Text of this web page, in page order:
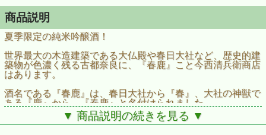
商品説明
夏季限定の純米吟醸酒！
世界最大の木造建築である大仏殿や春日大社など、 歴史的建
築物が色濃く残る古都奈良に、
『春鹿』こと今西清兵衛商店
はあります。
酒名である『春鹿』は、 春日大社から『春』、 大社の神獣で
ある『鹿』から、
『春鹿』と名付けられました。
かの徳川家康に
「奈良酒をもって最上となす」と
▼ 商品説明の続きを見る ▼